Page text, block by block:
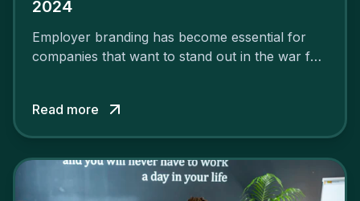
2024
Employer branding has become essential for
companies that want to stand out in the war for
attract the best profiles.
Read more